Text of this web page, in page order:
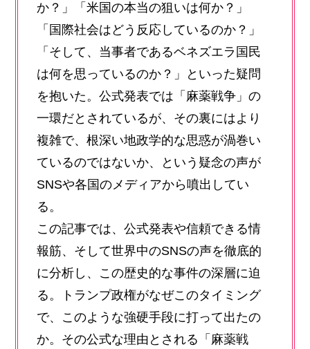
か？」「米国の本当の狙いは何か？」
「国際社会はどう反応しているのか？」
「そして、当事者であるベネズエラ国民
は何を思っているのか？」といった疑問
を抱いた。公式発表では「麻薬戦争」の
一環だとされているが、その裏にはより
複雑で、根深い地政学的な思惑が渦巻い
ているのではないか、という疑念の声が
SNSや各国のメディアから噴出してい
る。
この記事では、公式発表や信頼できる情
報筋、そして世界中のSNSの声を徹底的
に分析し、この歴史的な事件の深層に迫
る。トランプ政権がなぜこのタイミング
で、このような強硬手段に打って出たの
か。その公式な理由とされる「麻薬戦